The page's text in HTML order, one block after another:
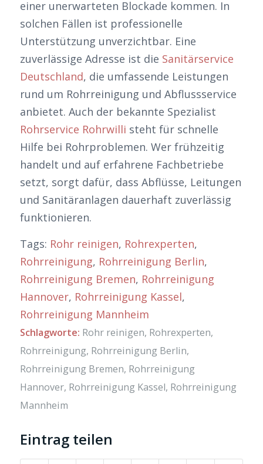
einer unerwarteten Blockade kommen. In
solchen Fällen ist professionelle
Unterstützung unverzichtbar. Eine
zuverlässige Adresse ist die Sanitärservice
Deutschland, die umfassende Leistungen
rund um Rohrreinigung und Abflussservice
anbietet. Auch der bekannte Spezialist
Rohrservice Rohrwilli steht für schnelle
Hilfe bei Rohrproblemen. Wer frühzeitig
handelt und auf erfahrene Fachbetriebe
setzt, sorgt dafür, dass Abflüsse, Leitungen
und Sanitäranlagen dauerhaft zuverlässig
funktionieren.
Tags: Rohr reinigen, Rohrexperten,
Rohrreinigung, Rohrreinigung Berlin,
Rohrreinigung Bremen, Rohrreinigung
Hannover, Rohrreinigung Kassel,
Rohrreinigung Mannheim
Schlagworte: Rohr reinigen, Rohrexperten,
Rohrreinigung, Rohrreinigung Berlin,
Rohrreinigung Bremen, Rohrreinigung
Hannover, Rohrreinigung Kassel, Rohrreinigung
Mannheim
Eintrag teilen